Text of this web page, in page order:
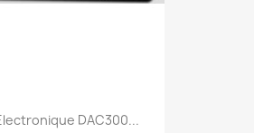
DAC300...